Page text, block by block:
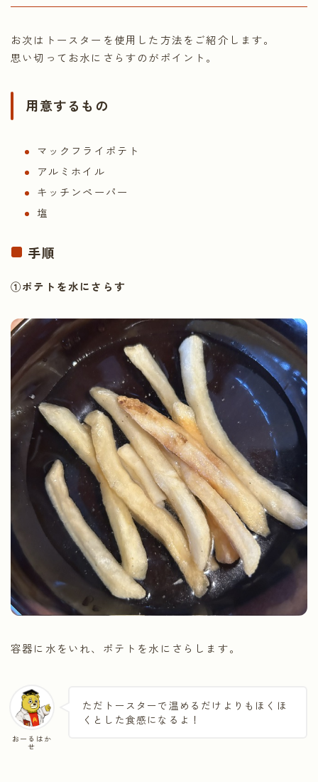
お次はトースターを使用した方法をご紹介します。
思い切ってお水にさらすのがポイント。
用意するもの
マックフライポテト
アルミホイル
キッチンペーパー
塩
手順
①ポテトを水にさらす
容器に水をいれ、ポテトを水にさらします。
おーるはか
せ
ただトースターで温めるだけよりもほくほ
くとした食感になるよ！